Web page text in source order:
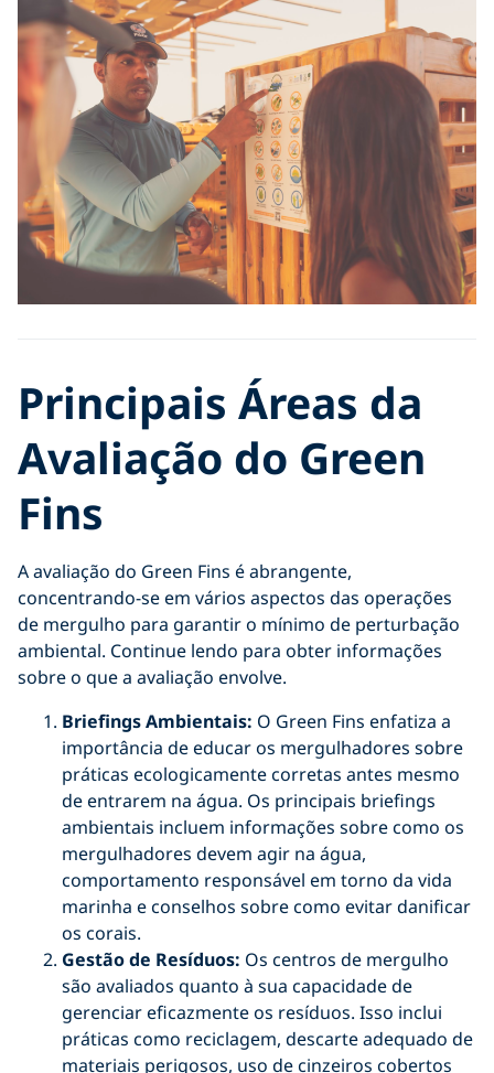
Principais Áreas da
Avaliação do Green
Fins
A avaliação do Green Fins é abrangente,
concentrando-se em vários aspectos das operações
de mergulho para garantir o mínimo de perturbação
ambiental. Continue lendo para obter informações
sobre o que a avaliação envolve.
Briefings Ambientais: O Green Fins enfatiza a
importância de educar os mergulhadores sobre
práticas ecologicamente corretas antes mesmo
de entrarem na água. Os principais briefings
ambientais incluem informações sobre como os
mergulhadores devem agir na água,
comportamento responsável em torno da vida
marinha e conselhos sobre como evitar danificar
os corais.
Gestão de Resíduos: Os centros de mergulho
são avaliados quanto à sua capacidade de
gerenciar eficazmente os resíduos. Isso inclui
práticas como reciclagem, descarte adequado de
materiais perigosos, uso de cinzeiros cobertos